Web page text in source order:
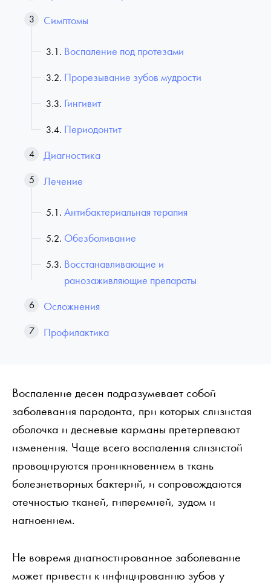
Симптомы
Воспаление под протезами
Прорезывание зубов мудрости
Гингивит
Периодонтит
Диагностика
Лечение
Антибактериальная терапия
Обезболивание
Восстанавливающие и
ранозаживляющие препараты
Осложнения
Профилактика
Воспаление десен подразумевает собой
заболевания пародонта, при которых слизистая
оболочка и десневые карманы претерпевают
изменения. Чаще всего воспаления слизистой
провоцируются проникновением в ткань
болезнетворных бактерий, и сопровождаются
отечностью тканей, гиперемией, зудом и
нагноением.
Не вовремя диагностированное заболевание
может привести к инфицированию зубов у